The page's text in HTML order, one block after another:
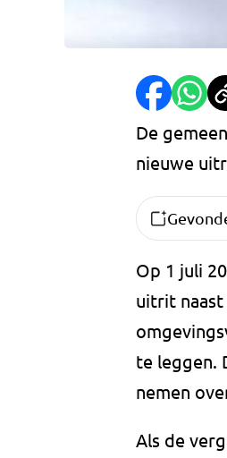
De
nieuwe
Op 1 juli
uitrit naast
te leggen.
nemen
Als de